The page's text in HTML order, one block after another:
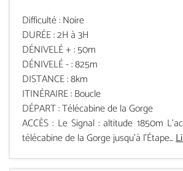
Difficulté : Noire
DURÉE : 2H à 3H
DÉNIVELÉ + : 50m
DÉNIVELÉ - : 825m
DISTANCE : 8km
ITINÉRAIRE : Boucle
DÉPART : Télécabine de la Gorge
ACCÈS : Le Signal : altitude 1850m
télécabine de la Gorge jusqu’à l’Étape...